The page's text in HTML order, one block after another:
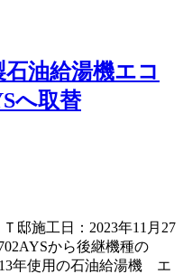
油給湯機エコ
へ取替
邸施工日：2023年11月27
から後継機種の
年使用の石油給湯機 エ